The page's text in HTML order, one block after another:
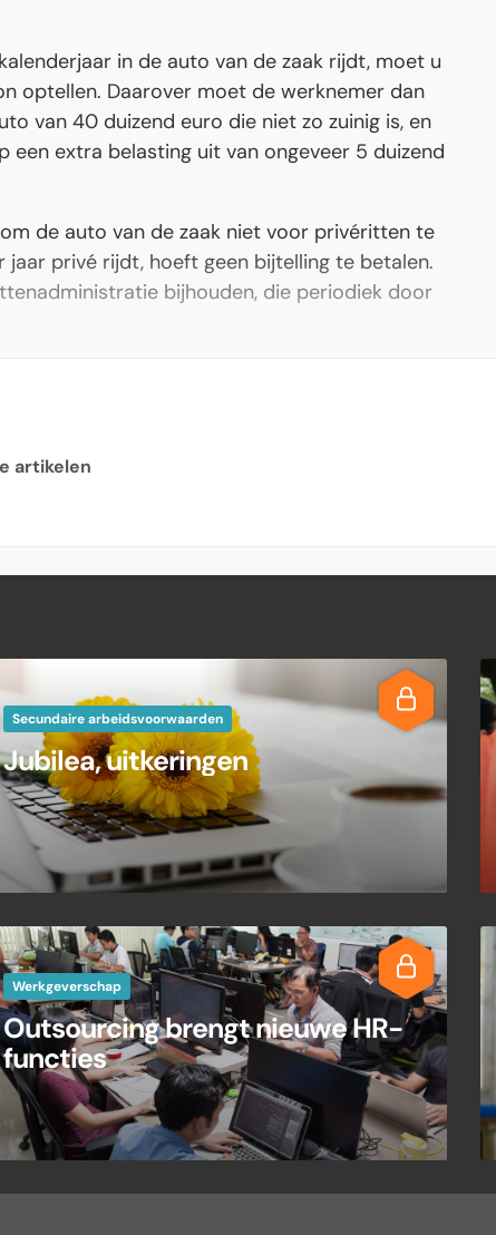
in de auto van de zaak rijdt, moet u
optellen. Daarover moet de werknemer dan
van 40 duizend euro die niet zo zuinig is, en
extra belasting uit van ongeveer 5 duizend
de auto van de zaak niet voor privéritten te
privé rijdt, hoeft geen bijtelling te betalen.
bijhouden, die periodiek door
artikelen
Secundaire arbeidsvoorwaarden
Jubilea, uitkeringen
Werkgeverschap
Outsourcing brengt nieuwe HR-
functies